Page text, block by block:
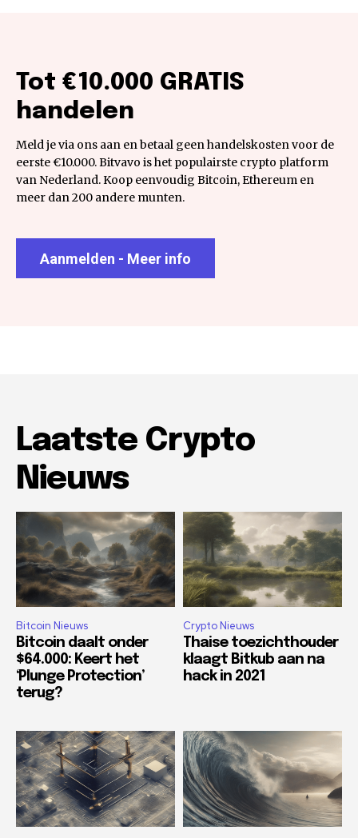
Tot €10.000 GRATIS
handelen
Meld je via ons aan en betaal geen handelskosten voor de
eerste €10.000. Bitvavo is het populairste crypto platform
van Nederland. Koop eenvoudig Bitcoin, Ethereum en
meer dan 200 andere munten.
Aanmelden - Meer info
Laatste Crypto
Nieuws
Bitcoin Nieuws
Bitcoin daalt onder
$64.000: Keert het
‘Plunge Protection’
terug?
Crypto Nieuws
Thaise toezichthouder
klaagt Bitkub aan na
hack in 2021